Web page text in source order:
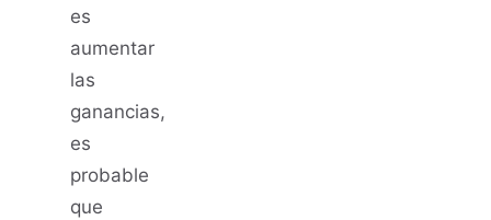
es
aumentar
las
ganancias,
es
probable
que